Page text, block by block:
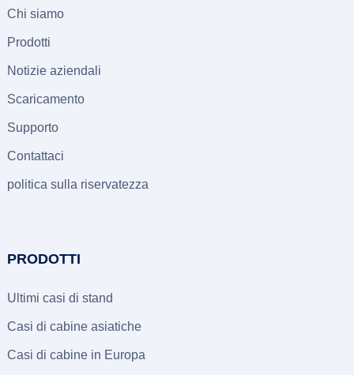
Chi siamo
Prodotti
Notizie aziendali
Scaricamento
Supporto
Contattaci
politica sulla riservatezza
PRODOTTI
Ultimi casi di stand
Casi di cabine asiatiche
Casi di cabine in Europa